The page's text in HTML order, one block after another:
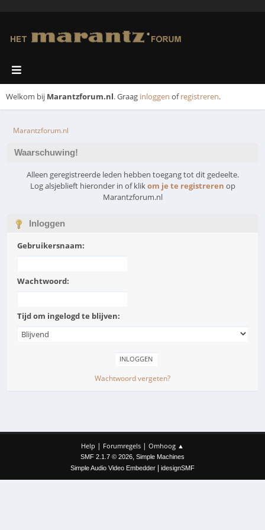
Welkom bij Marantzforum.nl. Graag inloggen ofregistreren.
Marantzforum.nl
Waarschuwing!
Alleen geregistreerde leden hebben toegang tot dit gedeelte.
Log alsjeblieft hieronder in of klikom je te registreren op
Marantzforum.nl
Inloggen
Gebruikersnaam:
Wachtwoord:
Tijd om ingelogd te blijven:
Wachtwoord vergeten?
Help | Forumregels | Omhoog ▲
SMF 2.1.7 © 2026, Simple Machines
Simple Audio Video Embedder
idesignSMF